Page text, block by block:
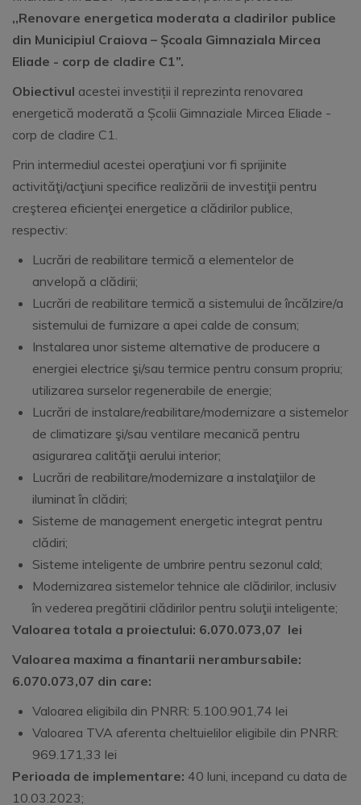
,,Renovare energetica moderata a cladirilor publice
din Municipiul Craiova – Școala Gimnaziala Mircea
Eliade - corp de cladire C1”.
Obiectivul acestei investiții il reprezinta renovarea
energetică moderată a Școlii Gimnaziale Mircea Eliade -
corp de cladire C1.
Prin intermediul acestei operaţiuni vor fi sprijinite
activităţi/acţiuni specifice realizării de investiţii pentru
creşterea eficienţei energetice a clădirilor publice,
respectiv:
Lucrări de reabilitare termică a elementelor de
anvelopă a clădirii;
Lucrări de reabilitare termică a sistemului de încălzire/a
sistemului de furnizare a apei calde de consum;
Instalarea unor sisteme alternative de producere a
energiei electrice şi/sau termice pentru consum propriu;
utilizarea surselor regenerabile de energie;
Lucrări de instalare/reabilitare/modernizare a sistemelor
de climatizare şi/sau ventilare mecanică pentru
asigurarea calităţii aerului interior;
Lucrări de reabilitare/modernizare a instalaţiilor de
iluminat în clădiri;
Sisteme de management energetic integrat pentru
clădiri;
Sisteme inteligente de umbrire pentru sezonul cald;
Modernizarea sistemelor tehnice ale clădirilor, inclusiv
în vederea pregătirii clădirilor pentru soluţii inteligente;
Valoarea totala a proiectului: 6.070.073,07 lei
Valoarea maxima a finantarii nerambursabile:
6.070.073,07 din care:
Valoarea eligibila din PNRR: 5.100.901,74 lei
Valoarea TVA aferenta cheltuielilor eligibile din PNRR:
969.171,33 lei
Perioada de implementare: 40 luni, incepand cu data de
10.03.2023;